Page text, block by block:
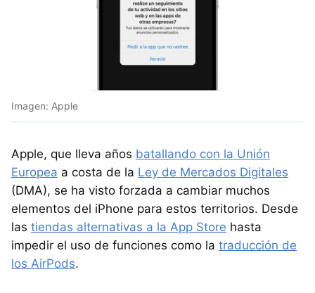
Imagen: Apple
Apple, que lleva años batallando con la Unión
Europea a costa de la Ley de Mercados Digitales
(DMA), se ha visto forzada a cambiar muchos
elementos del iPhone para estos territorios. Desde
las tiendas alternativas a la App Store hasta
impedir el uso de funciones como la traducción de
los AirPods.